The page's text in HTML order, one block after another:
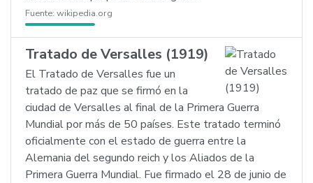
Fuente: wikipedia.org
Tratado de Versalles (1919)
El Tratado de Versalles fue un
tratado de paz que se firmó en la
ciudad de Versalles al final de la Primera Guerra
Mundial por más de 50 países. Este tratado terminó
oficialmente con el estado de guerra entre la
Alemania del segundo reich y los Aliados de la
Primera Guerra Mundial. Fue firmado el 28 de junio de